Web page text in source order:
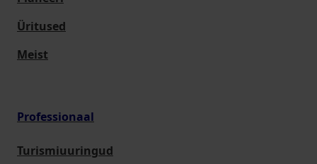
Üritused
Meist
Professionaal
Turismiuuringud